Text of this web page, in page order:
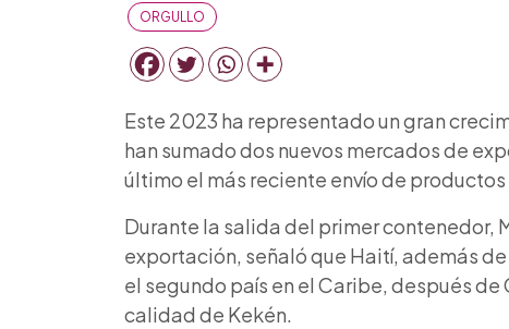
ORGULLO
Este 2023 ha representado un gran
han sumado dos nuevos mercados de
último el más reciente envío de
Durante la salida del primer contenedor,
exportación, señaló que Haití, además de
el segundo país en el Caribe, después
calidad de Kekén.